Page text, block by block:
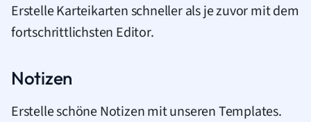
Erstelle Karteikarten schneller als je zuvor mit dem
fortschrittlichsten Editor.
Notizen
Erstelle schöne Notizen mit unseren Templates.